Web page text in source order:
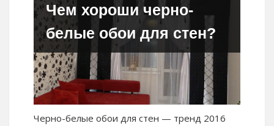
Чем хороши черно-
белые обои для стен?
Черно-белые обои для стен — тренд 2016